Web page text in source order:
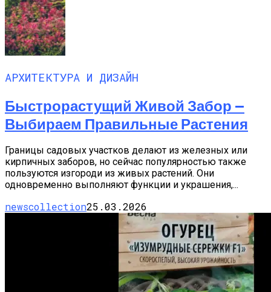
АРХИТЕКТУРА И ДИЗАЙН
Быстрорастущий Живой Забор —
Выбираем Правильные Растения
Границы садовых участков делают из железных или
кирпичных заборов, но сейчас популярностью также
пользуются изгороди из живых растений. Они
одновременно выполняют функции и украшения,...
newscollection25.03.2026